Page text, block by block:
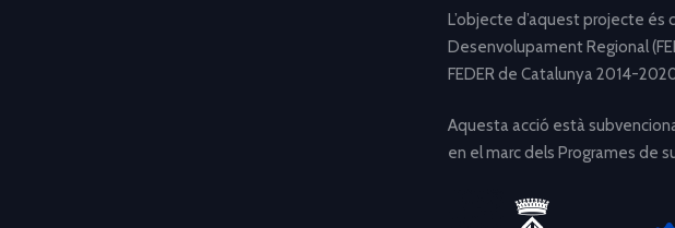
L’objecte d’aquest projecte és
Desenvolupament Regional
FEDER de Catalunya 2014-
Aquesta acció està
en el marc dels Programes de